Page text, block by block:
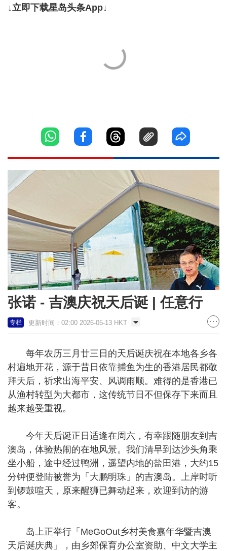
↓立即下载星岛头条App↓
张诺 - 吉澳庆祝天后诞 | 任意行
专栏 更新时间：02:00 2026-05-13 HKT
每年农历三月廿三日的天后诞庆祝在本地各乡各
村遍地开花，源于昔日依靠捕鱼为生的香港居民都敬
拜天后，祈求出海平安、风调雨顺。难得的是香港已
从渔村转型为大都市，这传统节日不但保存下来而且
越来越受重视。
今年天后诞正日适逢在周六，有幸跟随朋友到吉
澳岛，体验热闹的在地风景。我们清早到达沙头角乘
坐小船，途中经过鸭洲，遥望内地的盐田港，大约15
分钟便登陆被誉为「大鹏明珠」的吉澳岛。上岸时听
到锣鼓喧天，原来醒狮已舞动起来，欢迎到访的游
客。
岛上正举行「MeGoOut乡村美食嘉年华暨吉澳
天后诞庆典」，由乡郊保育办公室资助、中文大学主